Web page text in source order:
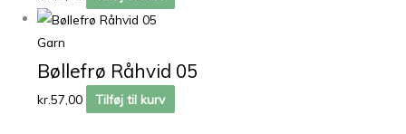
Garn
Bøllefrø Råhvid 05
kr.57,00 Tilføj til kurv